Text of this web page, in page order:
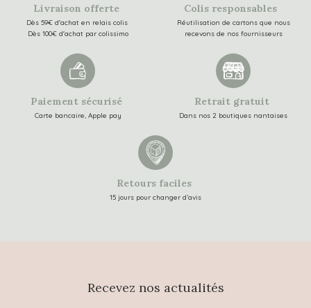
Livraison offerte
Dès 59€ d'achat en relais colis
Dès 100€ d'achat par colissimo
Colis responsables
Réutilisation de cartons que nous
recevons de nos fournisseurs
Paiement sécurisé
Carte bancaire, Apple pay
Retrait gratuit
Dans nos 2 boutiques nantaises
Retours faciles
15 jours pour changer d’avis
Recevez nos actualités